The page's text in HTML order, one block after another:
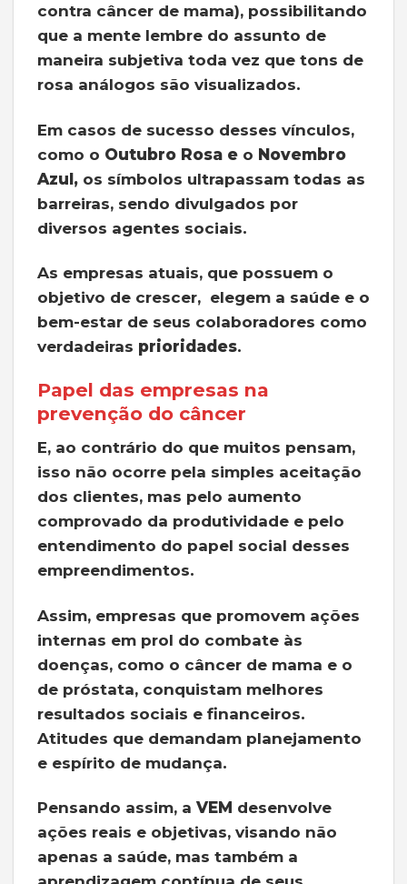
contra câncer de mama), possibilitando
que a mente lembre do assunto de
maneira subjetiva toda vez que tons de
rosa análogos são visualizados.
Em casos de sucesso desses vínculos,
como o Outubro Rosa e o Novembro
Azul, os símbolos ultrapassam todas as
barreiras, sendo divulgados por
diversos agentes sociais.
As empresas atuais, que possuem o
objetivo de crescer, elegem a saúde e o
bem-estar de seus colaboradores como
verdadeiras prioridades.
Papel das empresas na
prevenção do câncer
E, ao contrário do que muitos pensam,
isso não ocorre pela simples aceitação
dos clientes, mas pelo aumento
comprovado da produtividade e pelo
entendimento do papel social desses
empreendimentos.
Assim, empresas que promovem ações
internas em prol do combate às
doenças, como o câncer de mama e o
de próstata, conquistam melhores
resultados sociais e financeiros.
Atitudes que demandam planejamento
e espírito de mudança.
Pensando assim, a VEM desenvolve
ações reais e objetivas, visando não
apenas a saúde, mas também a